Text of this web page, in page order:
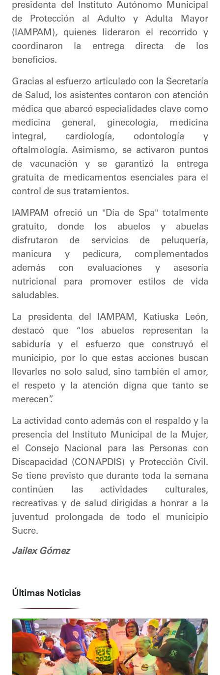
presidenta del Instituto Autónomo Municipal
de Protección al Adulto y Adulta Mayor
(IAMPAM), quienes lideraron el recorrido y
coordinaron la entrega directa de los
beneficios.
Gracias al esfuerzo articulado con la Secretaría
de Salud, los asistentes contaron con atención
médica que abarcó especialidades clave como
medicina general, ginecología, medicina
integral, cardiología, odontología y
oftalmología. Asimismo, se activaron puntos
de vacunación y se garantizó la entrega
gratuita de medicamentos esenciales para el
control de sus tratamientos.
IAMPAM ofreció un "Día de Spa" totalmente
gratuito, donde los abuelos y abuelas
disfrutaron de servicios de peluquería,
manicura y pedicura, complementados
además con evaluaciones y asesoría
nutricional para promover estilos de vida
saludables.
La presidenta del IAMPAM, Katiuska León,
destacó que “los abuelos representan la
sabiduría y el esfuerzo que construyó el
municipio, por lo que estas acciones buscan
llevarles no solo salud, sino también el amor,
el respeto y la atención digna que tanto se
merecen”.
La actividad conto además con el respaldo y la
presencia del Instituto Municipal de la Mujer,
el Consejo Nacional para las Personas con
Discapacidad (CONAPDIS) y Protección Civil.
Se tiene previsto que durante toda la semana
continúen las actividades culturales,
recreativas y de salud dirigidas a honrar a la
juventud prolongada de todo el municipio
Sucre.
Jailex Gómez
Últimas Noticias